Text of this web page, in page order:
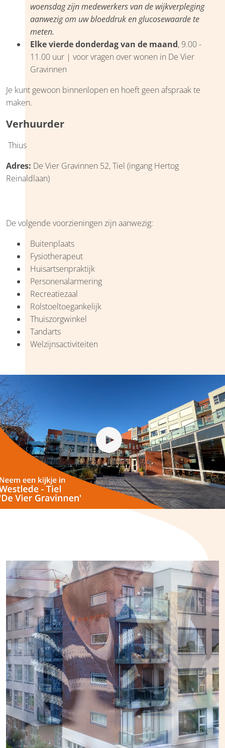
woensdag zijn medewerkers van de wijkverpleging
aanwezig om uw bloeddruk en glucosewaarde te
meten.
Elke vierde donderdagvan de maand, 9.00 -
11.00 uur | voor vragen over wonen in De Vier
Gravinnen
Je kunt gewoon binnenlopen en hoeft geen afspraak te
maken.
Verhuurder
Thius
Adres: De Vier Gravinnen 52, Tiel (ingang Hertog
Reinaldlaan)
De volgende voorzieningen zijn aanwezig:
Buitenplaats
Fysiotherapeut
Huisartsenpraktijk
Personenalarmering
Recreatiezaal
Rolstoeltoegankelijk
Thuiszorgwinkel
Tandarts
Welzijnsactiviteiten